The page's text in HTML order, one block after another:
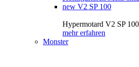
new V2 SP 100
Hypermotard V2 SP 100
mehr erfahren
Monster